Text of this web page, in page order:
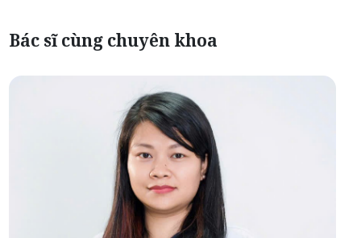
Bác sĩ cùng chuyên khoa